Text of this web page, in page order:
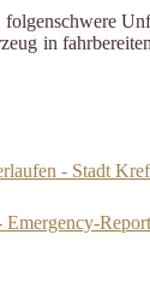
in
- Stadt